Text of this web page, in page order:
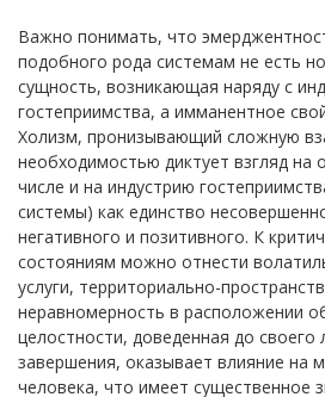
Важно понимать, что
подобного рода системам не есть
сущность, возникающая наряду с
гостеприимства, а имманентное
Холизм, пронизывающий сложную
необходимостью диктует взгляд
числе и на индустрию
системы) как единство
негативного и позитивного. К
состояниям можно отнести
услуги, территориально-
неравномерность в расположении
целостности, доведенная до своего
завершения, оказывает влияние на
человека, что имеет существенное